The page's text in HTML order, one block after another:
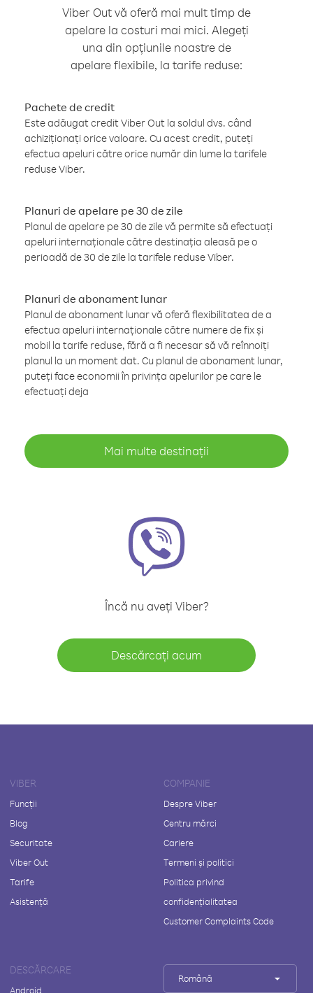
Viber Out vă oferă mai mult timp de
apelare la costuri mai mici. Alegeți
una din opțiunile noastre de
apelare flexibile, la tarife reduse:
Pachete de credit
Este adăugat credit Viber Out la soldul dvs. când
achiziționați orice valoare. Cu acest credit, puteți
efectua apeluri către orice număr din lume la tarifele
reduse Viber.
Planuri de apelare pe 30 de zile
Planul de apelare pe 30 de zile vă permite să efectuați
apeluri internaționale către destinația aleasă pe o
perioadă de 30 de zile la tarifele reduse Viber.
Planuri de abonament lunar
Planul de abonament lunar vă oferă flexibilitatea de a
efectua apeluri internaționale către numere de fix și
mobil la tarife reduse, fără a fi necesar să vă reînnoiți
planul la un moment dat. Cu planul de abonament lunar,
puteți face economii în privința apelurilor pe care le
efectuați deja
Mai multe destinații
Încă nu aveți Viber?
Descărcați acum
VIBER
Funcții
Blog
Securitate
Viber Out
Tarife
Asistență
COMPANIE
Despre Viber
Centru mărci
Cariere
Termeni și politici
Politica privind
confidențialitatea
Customer Complaints Code
DESCĂRCARE
Android
Română